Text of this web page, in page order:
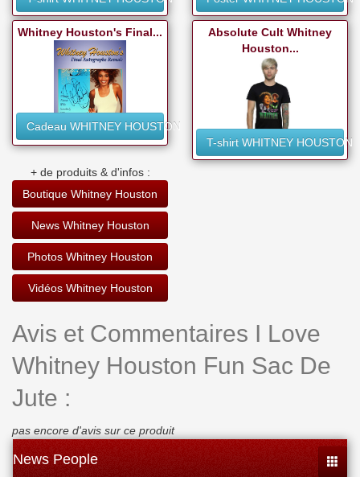
Whitney Houston's Final...
Cadeau WHITNEY HOUSTON
Absolute Cult Whitney
Houston...
T-shirt WHITNEY HOUSTON
+ de produits & d'infos :
Boutique Whitney Houston
News Whitney Houston
Photos Whitney Houston
Vidéos Whitney Houston
Avis et Commentaires I Love
Whitney Houston Fun Sac De
Jute :
pas encore d'avis sur ce produit
News People